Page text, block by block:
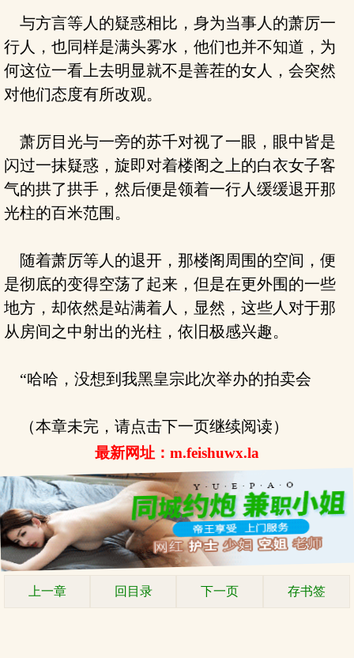
与方言等人的疑惑相比，身为当事人的萧厉一
行人，也同样是满头雾水，他们也并不知道，为
何这位一看上去明显就不是善茬的女人，会突然
对他们态度有所改观。
萧厉目光与一旁的苏千对视了一眼，眼中皆是
闪过一抹疑惑，旋即对着楼阁之上的白衣女子客
气的拱了拱手，然后便是领着一行人缓缓退开那
光柱的百米范围。
随着萧厉等人的退开，那楼阁周围的空间，便
是彻底的变得空荡了起来，但是在更外围的一些
地方，却依然是站满着人，显然，这些人对于那
从房间之中射出的光柱，依旧极感兴趣。
“哈哈，没想到我黑皇宗此次举办的拍卖会
（本章未完，请点击下一页继续阅读）
最新网址：m.feishuwx.la
上一章 回目录 下一页 存书签